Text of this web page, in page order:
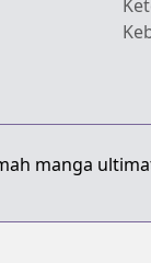
manga